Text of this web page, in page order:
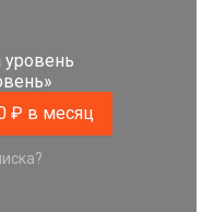
₽ в месяц